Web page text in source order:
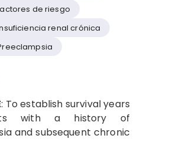
de riesgo
renal crónica
: To establish survival years
with a history of
and subsequent chronic